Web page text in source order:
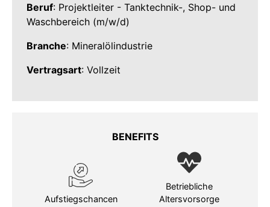
Beruf: Projektleiter - Tanktechnik-, Shop- und
Waschbereich (m/w/d)
Branche: Mineralölindustrie
Vertragsart: Vollzeit
BENEFITS
Aufstiegschancen
Betriebliche
Altersvorsorge